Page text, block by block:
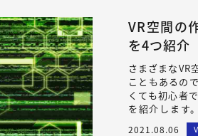
VR空間の
を4つ紹介
さまざまなVR
こともあるの
くても初心者
を紹介します
れ」です。ぜ
2021.08.06